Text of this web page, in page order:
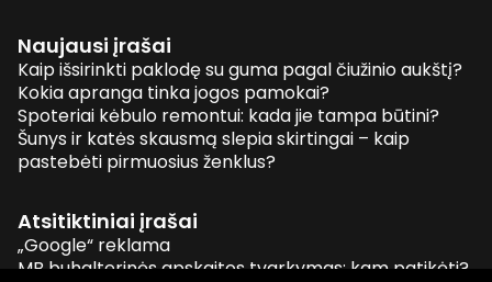
Naujausi įrašai
Kaip išsirinkti paklodę su guma pagal čiužinio aukštį?
Kokia apranga tinka jogos pamokai?
Spoteriai kėbulo remontui: kada jie tampa būtini?
Šunys ir katės skausmą slepia skirtingai – kaip
pastebėti pirmuosius ženklus?
Atsitiktiniai įrašai
„Google“ reklama
MB buhalterinės apskaitos tvarkymas: kam patikėti?